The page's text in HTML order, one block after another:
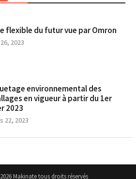
flexible du futur vue par Omron
2023
environnemental des
en vigueur à partir du 1er
2023
22, 2023
Makinate tous droits réservés